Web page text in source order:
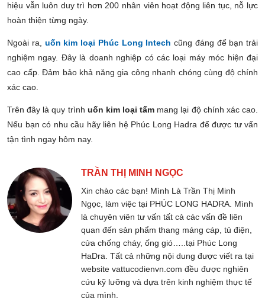
hiệu vẫn luôn duy trì hơn 200 nhân viên hoạt động liên tục, nỗ lực
hoàn thiện từng ngày.
Ngoài ra, uốn kim loại Phúc Long Intech cũng đáng để bạn trải
nghiệm ngay. Đây là doanh nghiệp có các loại máy móc hiện đại
cao cấp. Đảm bảo khả năng gia công nhanh chóng cùng độ chính
xác cao.
Trên đây là quy trình uốn kim loại tấm mang lại độ chính xác cao.
Nếu bạn có nhu cầu hãy liên hệ Phúc Long Hadra để được tư vấn
tận tình ngay hôm nay.
TRẦN THỊ MINH NGỌC
Xin chào các bạn! Mình Là Trần Thị Minh
Ngọc, làm việc tại PHÚC LONG HADRA. Mình
là chuyên viên tư vấn tất cả các vấn đề liên
quan đến sản phẩm thang máng cáp, tủ điện,
cửa chống cháy, ống gió…..tại Phúc Long
HaDra. Tất cả những nội dung được viết ra tại
website vattucodienvn.com đều được nghiên
cứu kỹ lưỡng và dựa trên kinh nghiệm thực tế
của mình.